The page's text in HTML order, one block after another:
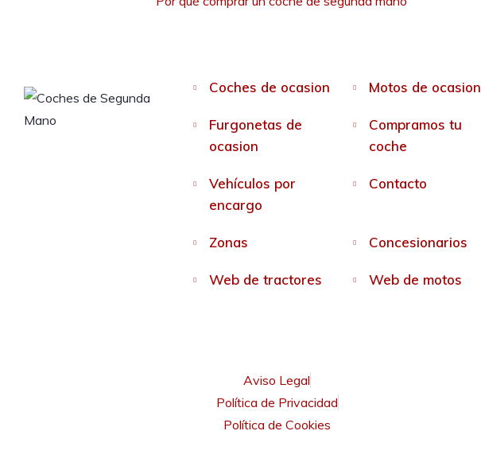
Coches de ocasion Motos de ocasion
Furgonetas de
ocasion
Compramos tu
coche
Vehículos por
encargo
Contacto
Zonas Concesionarios
Web de tractores Web de motos
Aviso Legal
Política de Privacidad
Política de Cookies